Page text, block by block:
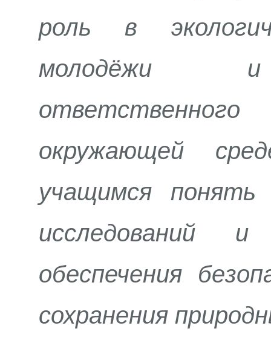
роль в
молодёжи и
окружающей
учащимся понять
исследований
обеспечения
сохранения